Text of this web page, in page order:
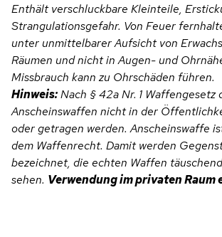
Enthält verschluckbare Kleinteile,
Strangulationsgefahr. Von Feuer
unter unmittelbarer Aufsicht von
Räumen und nicht in Augen- und
Missbrauch kann zu Ohrschäden führen.
Hinweis:Nach § 42a Nr. 1 Waffengesetz
Anscheinswaffen nicht in der
oder getragen werden. Anscheinswaffe
dem Waffenrecht. Damit werden
bezeichnet, die echten Waffen
sehen. Verwendung im privaten Raum